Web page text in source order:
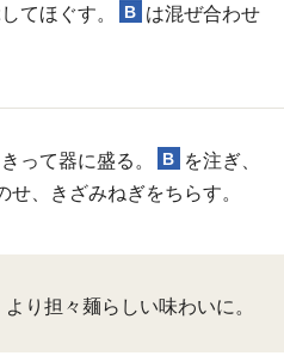
てほぐす。
B は混ぜ合わせ
って器に盛る。 B
を注ぎ、
せ、きざみねぎをちらす。
り担々麺らしい味わいに。